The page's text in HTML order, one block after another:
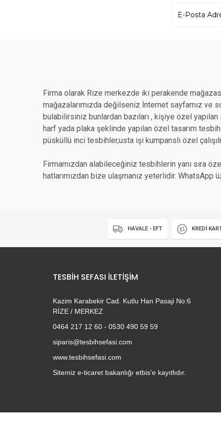
Firma olarak Rize merkezde iki perakende
mağazalarımızda değilseniz İnternet sayfamız ve
bulabilirsiniz bunlardan bazıları , kişiye özel
harf yada plaka şeklinde yapılan özel tasarım
püsküllü inci tesbihler,usta işi kumpanslı özel
Firmamızdan alabileceğiniz tesbihlerin yanı sıra
hatlarımızdan bize ulaşmanız yeterlidir.
HAVALE - EFT KREDİ
TESBIH SEFASI İLETIŞIM
Kazim Karabekir Cad. Kutlu Han Pasaji No:6
RİZE / MERKEZ
0464 217 12 60 - 0530 490 59 59
siparis@tesbihsefasi.com
www.tesbihsefasi.com
Sitemiz e-ticaret bakanlığı etbis'e kayıtlıdır.